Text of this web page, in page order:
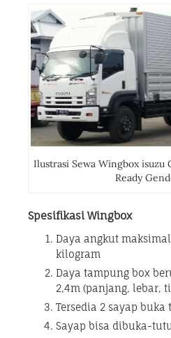
Ilustrasi Sewa Wingbox isuzu
Ready
Spesifikasi Wingbox
Daya angkut
kilogram
Daya tampung box
2,4m (panjang, lebar,
Tersedia 2 sayap
Sayap bisa dibuka-